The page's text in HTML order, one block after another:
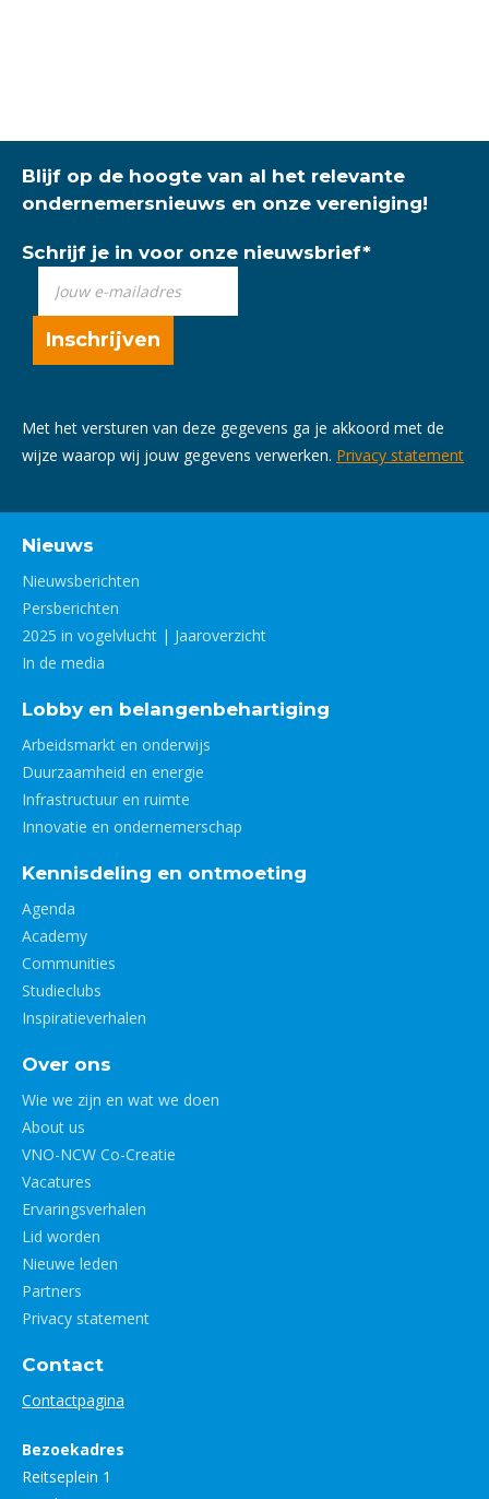
Blijf op de hoogte van al het relevante
ondernemersnieuws en onze vereniging!
Schrijf je in voor onze nieuwsbrief*
Met het versturen van deze gegevens ga je akkoord met de
wijze waarop wij jouw gegevens verwerken. Privacy statement
Nieuws
Nieuwsberichten
Persberichten
2025 in vogelvlucht | Jaaroverzicht
In de media
Lobby en belangenbehartiging
Arbeidsmarkt en onderwijs
Duurzaamheid en energie
Infrastructuur en ruimte
Innovatie en ondernemerschap
Kennisdeling en ontmoeting
Agenda
Academy
Communities
Studieclubs
Inspiratieverhalen
Over ons
Wie we zijn en wat we doen
About us
VNO-NCW Co-Creatie
Vacatures
Ervaringsverhalen
Lid worden
Nieuwe leden
Partners
Privacy statement
Contact
Contactpagina
Bezoekadres
Reitseplein 1